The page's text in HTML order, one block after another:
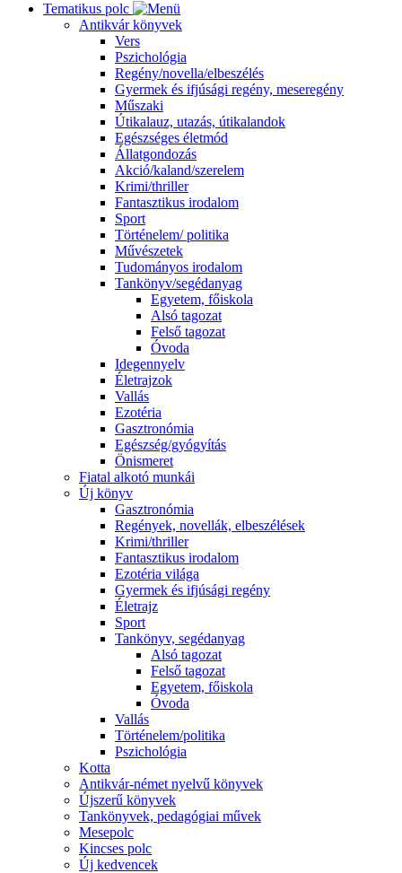
Tematikus polc
Antikvár könyvek
Vers
Pszichológia
Regény/novella/elbeszélés
Gyermek és ifjúsági regény, meseregény
Műszaki
Útikalauz, utazás, útikalandok
Egészséges életmód
Állatgondozás
Akció/kaland/szerelem
Krimi/thriller
Fantasztikus irodalom
Sport
Történelem/ politika
Művészetek
Tudományos irodalom
Tankönyv/segédanyag
Egyetem, főiskola
Alsó tagozat
Felső tagozat
Óvoda
Idegennyelv
Életrajzok
Vallás
Ezotéria
Gasztronómia
Egészség/gyógyítás
Önismeret
Fiatal alkotó munkái
Új könyv
Gasztronómia
Regények, novellák, elbeszélések
Krimi/thriller
Fantasztikus irodalom
Ezotéria világa
Gyermek és ifjúsági regény
Életrajz
Sport
Tankönyv, segédanyag
Alsó tagozat
Felső tagozat
Egyetem, főiskola
Óvoda
Vallás
Történelem/politika
Pszichológia
Kotta
Antikvár-német nyelvű könyvek
Újszerű könyvek
Tankönyvek, pedagógiai művek
Mesepolc
Kincses polc
Új kedvencek